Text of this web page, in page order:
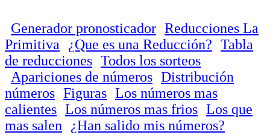
Generador pronosticador Reducciones La
Primitiva
¿Que es una Reducción? Tabla
de reducciones Todos los sorteos
Apariciones de números Distribución
números Figuras Los números mas
calientes Los números mas frios Los que
mas salen
¿Han salido mis números?